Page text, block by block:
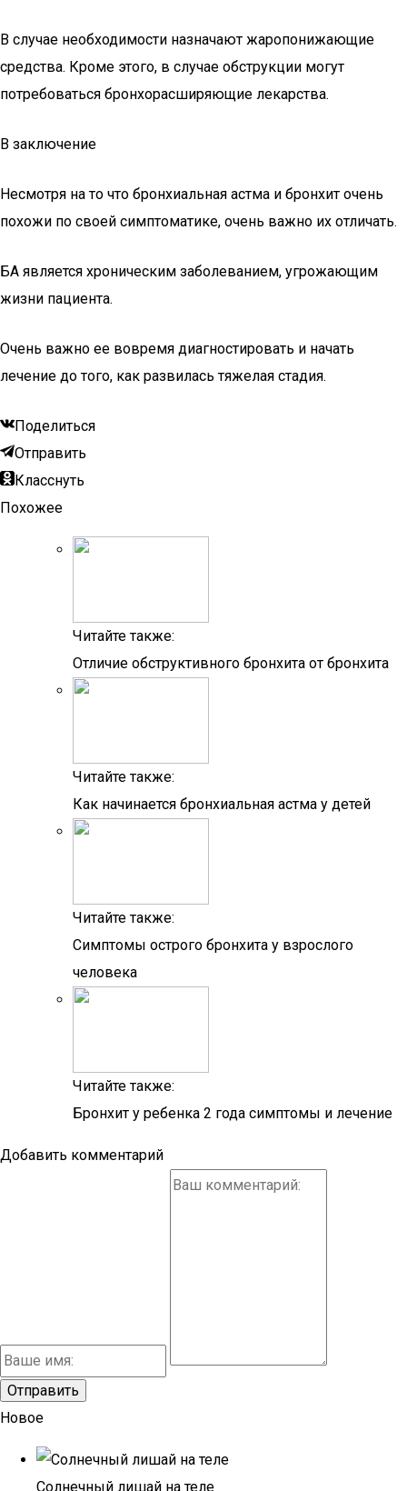
В случае необходимости назначают жаропонижающие
средства. Кроме этого, в случае обструкции могут
потребоваться бронхорасширяющие лекарства.
В заключение
Несмотря на то что бронхиальная астма и бронхит очень
похожи по своей симптоматике, очень важно их отличать.
БА является хроническим заболеванием, угрожающим
жизни пациента.
Очень важно ее вовремя диагностировать и начать
лечение до того, как развилась тяжелая стадия.
Поделиться
Отправить
Класснуть
Похожее
Читайте также:
Отличие обструктивного бронхита от бронхита
Читайте также:
Как начинается бронхиальная астма у детей
Читайте также:
Симптомы острого бронхита у взрослого
человека
Читайте также:
Бронхит у ребенка 2 года симптомы и лечение
Добавить комментарий
Новое
Солнечный лишай на теле